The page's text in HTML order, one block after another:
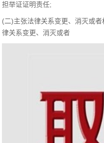
担举证证明责任;
(二)主张法律关系变更、消灭或
律关系变更、消灭或者